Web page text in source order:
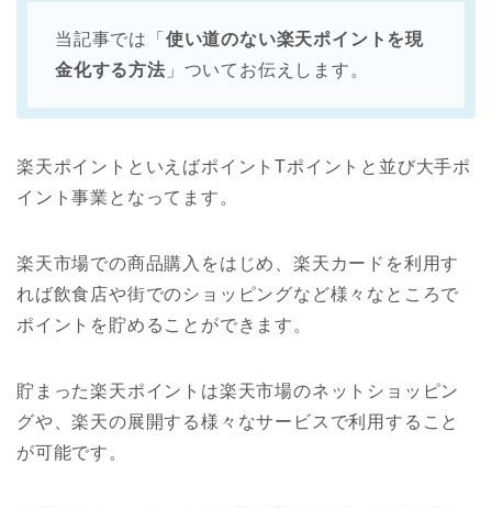
当記事では「 使い道のない楽天ポイントを現
金化する方法 」ついてお伝えします。
楽天ポイントといえばポイントTポイントと並び大手ポ
イント事業となってます。
楽天市場での商品購入をはじめ、楽天カードを利用す
れば飲食店や街でのショッピングなど様々なところで
ポイントを貯めることができます。
貯まった楽天ポイントは楽天市場のネットショッピン
グや、楽天の展開する様々なサービスで利用すること
が可能です。